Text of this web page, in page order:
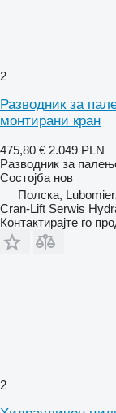
2
Разводник за
монтирани кран
475,80 € 2.049 PLN
Разводник за
Состојба нов
Полска,
Cran-Lift Serwis
Контактирајте го
2